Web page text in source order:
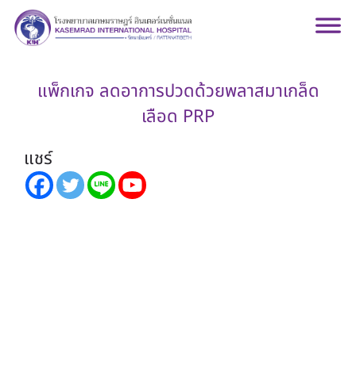
แพ็กเกจ ลดอาการปวดด้วยพลาสมาเกล็ด
เลือด PRP
แชร์